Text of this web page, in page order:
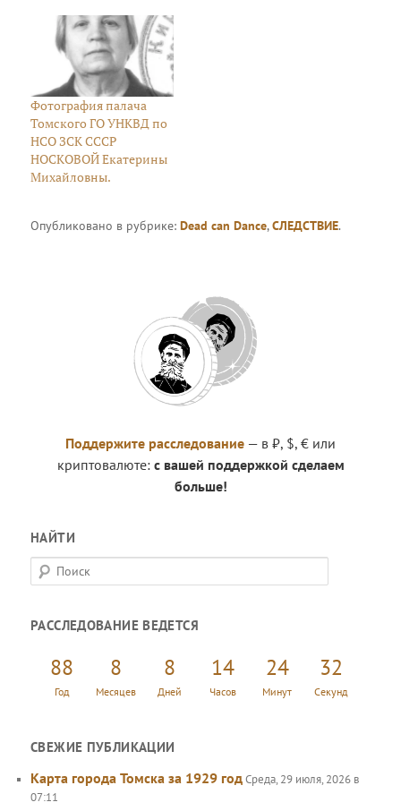
Фотография палача
Томского ГО УНКВД по
НСО ЗСК СССР
НОСКОВОЙ Екатерины
Михайловны.
Опубликовано в рубрике:Dead can Dance,СЛЕДСТВИЕ.
Поддержите расследование — в ₽, $, € или
криптовалюте: с вашей поддержкой сделаем
больше!
НАЙТИ
П
о
с
РАССЛЕДОВАНИЕ ВЕДЕТСЯ
88
Год
8
Месяцев
8
Дней
14
Часов
24
Минут
33
Секунд
СВЕЖИЕ ПУБЛИКАЦИИ
Карта города Томска за 1929 годСреда, 29 июля, 2026 в
07:11